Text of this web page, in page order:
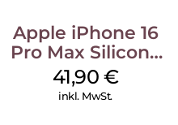
Apple iPhone 16
Pro Max Silicone
Case MagSafe
Ultramarine
41,90 €
inkl. MwSt.